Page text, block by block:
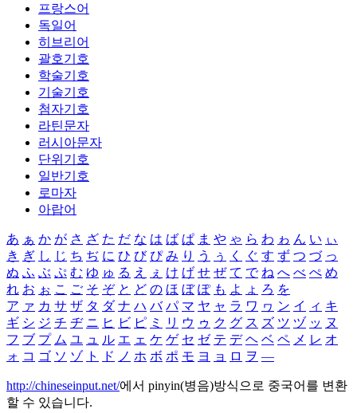
프랑스어
독일어
히브리어
괄호기호
학술기호
기술기호
첨자기호
라틴문자
러시아문자
단위기호
일반기호
로마자
아랍어
あ ぁ か が さ ざ た だ な は ば ぱ ま や ゃ ら わ ゎ ん い ぃ
き ぎ し じ ち ぢ に ひ び ぴ み り う ぅ く ぐ す ず つ づ っ
ぬ ふ ぶ ぷ む ゆ ゅ る え ぇ け げ せ ぜ て で ね へ べ ぺ め
れ お ぉ こ ご そ ぞ と ど の ほ ぼ ぽ も よ ょ ろ を
ア ァ カ サ ザ タ ダ ナ ハ バ パ マ ヤ ャ ラ ワ ヮ ン イ ィ キ
ギ シ ジ チ ヂ ニ ヒ ビ ピ ミ リ ウ ゥ ク グ ス ズ ツ ヅ ッ ヌ
フ ブ プ ム ユ ュ ル エ ェ ケ ゲ セ ゼ テ デ ヘ ベ ペ メ レ オ
ォ コ ゴ ソ ゾ ト ド ノ ホ ボ ポ モ ヨ ョ ロ ヲ ―
http://chineseinput.net/에서 pinyin(병음)방식으로 중국어를 변환
할 수 있습니다.